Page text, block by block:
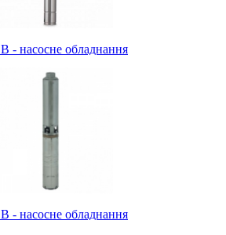
- насосне обладнання
- насосне обладнання